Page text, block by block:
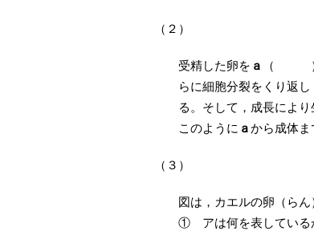
（２）
受精した卵を ａ （ ）
らに細胞分裂をくり返
る。そして，成長により
このように ａから成体ま
（３）
図は，カエルの卵（ら
① アは何を表して